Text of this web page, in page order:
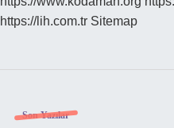
https://lih.com.tr Sitemap
Son Yazılar